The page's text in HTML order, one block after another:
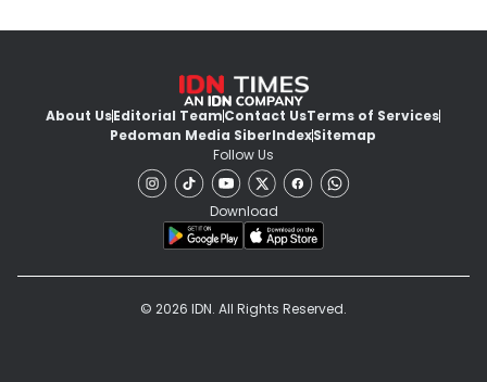
About UsEditorial TeamContact UsTerms of Services
Pedoman Media SiberIndexSitemap
Follow Us
Download
© 2026 IDN. All Rights Reserved.